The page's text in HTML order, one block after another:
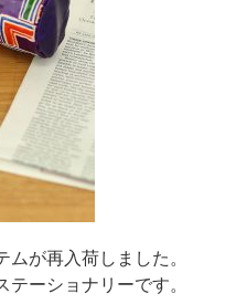
が再入荷しました。
ーショナリーです。